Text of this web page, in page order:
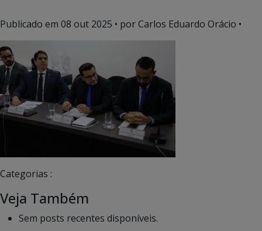
Publicado em 08 out 2025 • por Carlos Eduardo Orácio •
Categorias :
Veja Também
Sem posts recentes disponíveis.